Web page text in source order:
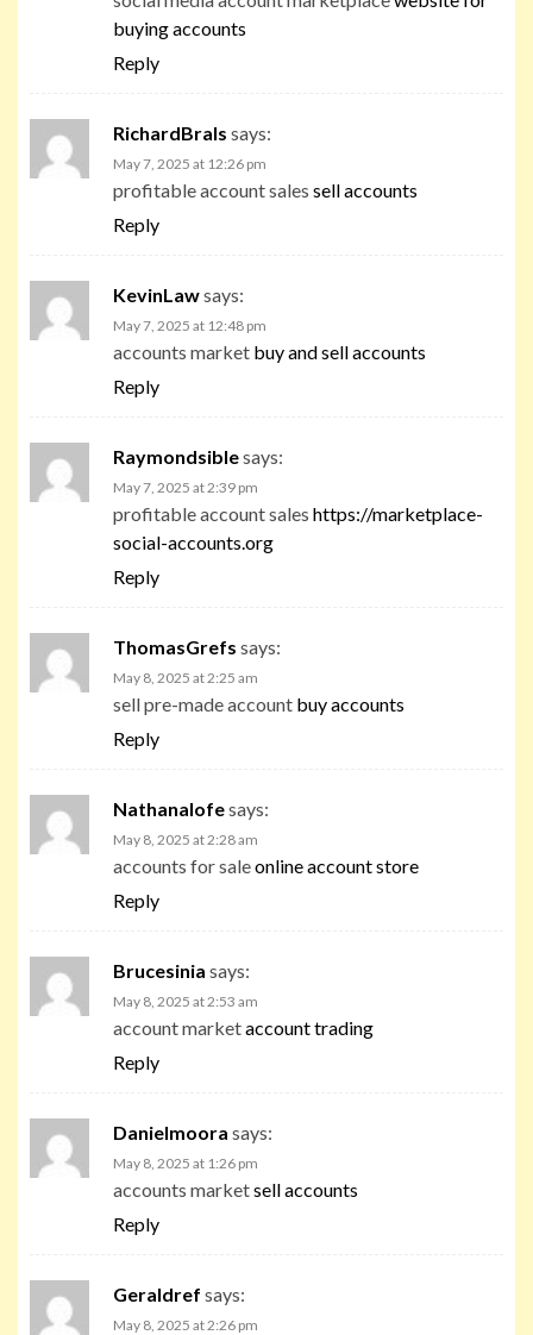
buying accounts
Reply
RichardBrals says:
May 7, 2025 at 12:26 pm
profitable account sales sell accounts
Reply
KevinLawsays:
May 7, 2025 at 12:48 pm
accounts market buy and sell accounts
Reply
Raymondsiblesays:
May 7, 2025 at 2:39 pm
profitable account sales https://marketplace-
social-accounts.org
Reply
ThomasGrefs says:
May 8, 2025 at 2:25 am
sell pre-made account buy accounts
Reply
Nathanalofesays:
May 8, 2025 at 2:28 am
accounts for saleonline account store
Reply
Brucesinia says:
May 8, 2025 at 2:53 am
account marketaccount trading
Reply
Danielmoora says:
May 8, 2025 at 1:26 pm
accounts marketsell accounts
Reply
Geraldref says:
May 8, 2025 at 2:26 pm